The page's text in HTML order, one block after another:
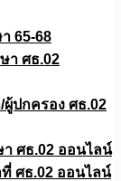
65-68
า ศธ.02
ปกครอง ศธ.02
ศธ.02 ออนไลน์
ศธ.02 ออนไลน์